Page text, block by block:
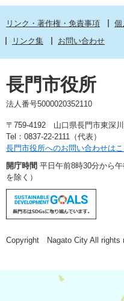
リンク・著作権・免責事項 個
リンク集
お問い合わせ
長門市役所
法人番号5000020352110
〒759-4192 山口県長門市東深
Tel：0837-22-2111（代表）
長門市役所へのお問い合わせはこ
開庁時間 平日午前8時30分から
を除く）
Copyright Nagato City All rights